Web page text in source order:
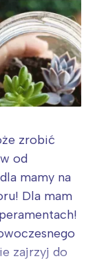
zrobić
od
mamy na
Dla mam
zajrzyj do